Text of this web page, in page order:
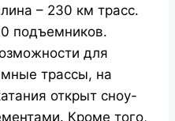
– 230 км трасс.
подъемников.
для
трассы, на
открыт сноу-
Кроме того,